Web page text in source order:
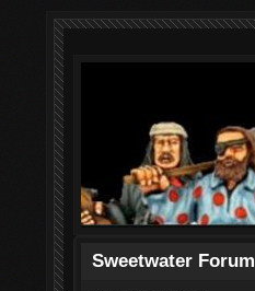
Sweetwater Forum